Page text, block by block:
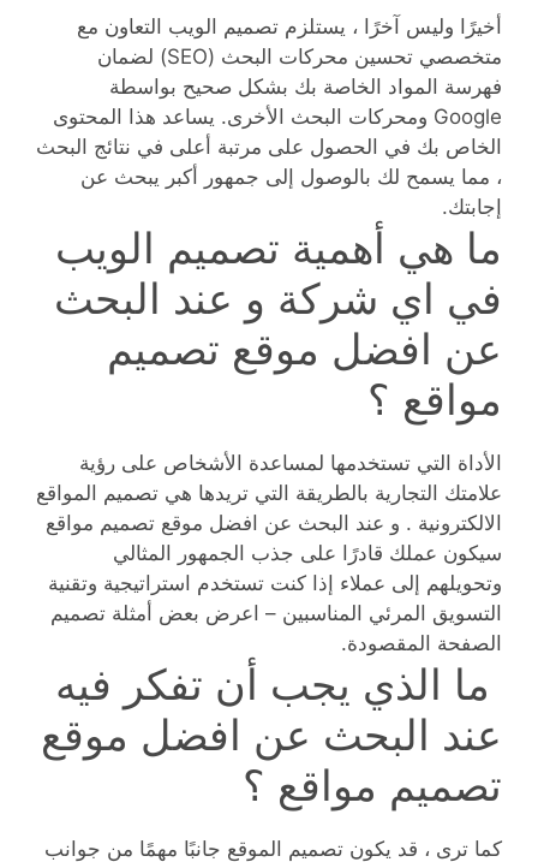
أخيرًا وليس آخرًا ، يستلزم تصميم الويب التعاون مع
متخصصي تحسين محركات البحث (SEO) لضمان
فهرسة المواد الخاصة بك بشكل صحيح بواسطة
Google ومحركات البحث الأخرى. يساعد هذا المحتوى
الخاص بك في الحصول على مرتبة أعلى في نتائج البحث
، مما يسمح لك بالوصول إلى جمهور أكبر يبحث عن
إجابتك.
ما هي أهمية تصميم الويب
في اي شركة و عند البحث
عن افضل موقع تصميم
مواقع ؟
الأداة التي تستخدمها لمساعدة الأشخاص على رؤية
علامتك التجارية بالطريقة التي تريدها هي تصميم المواقع
الالكترونية . و عند البحث عن افضل موقع تصميم مواقع
سيكون عملك قادرًا على جذب الجمهور المثالي
وتحويلهم إلى عملاء إذا كنت تستخدم استراتيجية وتقنية
التسويق المرئي المناسبين – اعرض بعض أمثلة تصميم
الصفحة المقصودة.
ما الذي يجب أن تفكر فيه
عند البحث عن افضل موقع
تصميم مواقع ؟
كما ترى ، قد يكون تصميم الموقع جانبًا مهمًا من جوانب